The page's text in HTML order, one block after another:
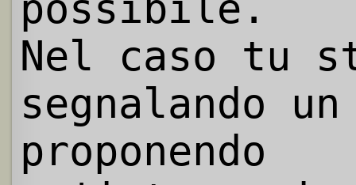
Nel caso tu
segnalando
proponendo